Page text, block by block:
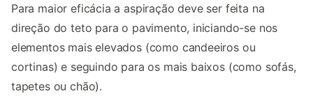
Para maior eficácia a aspiração deve ser feita na
direção do teto para o pavimento, iniciando-se nos
elementos mais elevados (como candeeiros ou
cortinas) e seguindo para os mais baixos (como sofás,
tapetes ou chão).